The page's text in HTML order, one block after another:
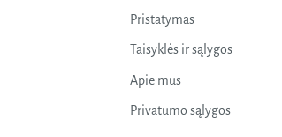
Pristatymas
Taisyklės ir sąlygos
Apie mus
Privatumo sąlygos